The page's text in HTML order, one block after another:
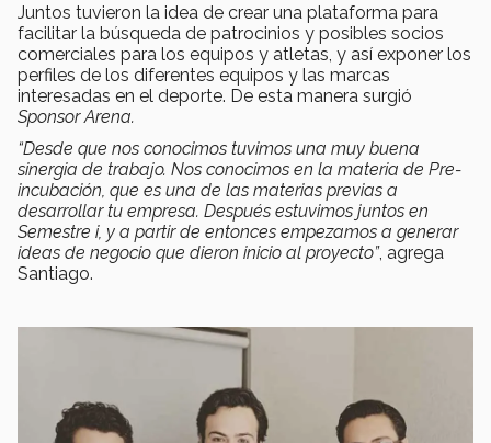
Juntos tuvieron la idea de crear una plataforma para
facilitar la búsqueda de patrocinios y posibles socios
comerciales para los equipos y atletas, y así exponer los
perfiles de los diferentes equipos y las marcas
interesadas en el deporte. De esta manera surgió
Sponsor Arena.
“Desde que nos conocimos tuvimos una muy buena
sinergia de trabajo. Nos conocimos en la materia de Pre-
incubación, que es una de las materias previas a
desarrollar tu empresa. Después estuvimos juntos en
Semestre i, y a partir de entonces empezamos a generar
ideas de negocio que dieron inicio al proyecto”, agrega
Santiago.